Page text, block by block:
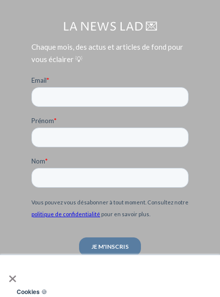
×
Cookies 🍪
LA NEWS LAD 💌
Chaque mois, des actus et articles de fond pour
vous éclairer 💡
Email*
Prénom*
Nom*
Vous pouvez vous désabonner à tout moment. Consultez notre
politique de confidentialité pour en savoir plus.